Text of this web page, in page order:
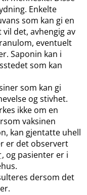
Enkelte
som kan gi en
det, avhengig av
eventuelt
Saponin kan i
som kan
som kan gi
og stivhet.
ikke om en
vaksinen
kan gjentatte uhell
er det observert
, og pasienter er i
dersom det